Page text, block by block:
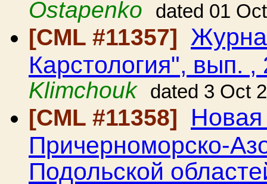
Ostapenko dated 01
[CML #11357]
Карстология", вып. ,
Klimchouk
dated 3 Oct
[CML #11358]
Причерноморско-
Подольской